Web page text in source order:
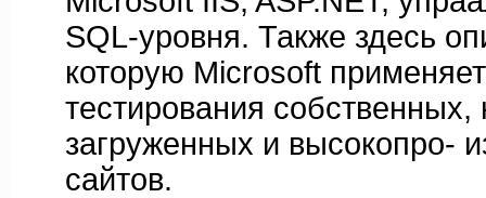
SQL-уровня. Также здесь
которую Microsoft
тестирования собственных,
загруженных и высокопро-
сайтов.